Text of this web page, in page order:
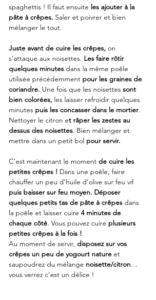
spaghettis ! Il faut ensuite les ajouter à la
pâte à crêpes. Saler et poivrer et bien
mélanger le tout.
Juste avant de cuire les crêpes, on
s’attaque aux noisettes. Les faire rôtir
quelques minutes dans la même poêle
utilisée précédemment pour les graines de
coriandre. Une fois que les noisettes sont
bien colorées, les laisser refroidir quelques
minutes puis les concasser dans le mortier.
Nettoyer le citron et râper les zestes au
dessus des noisettes. Bien mélanger et
mettre dans un petit bol pour servir.
C’est maintenant le moment de cuire les
petites crêpes ! Dans une poêle, faire
chauffer un peu d’huile d’olive sur feu vif
puis baisser sur feu moyen. Déposer
quelques petits tas de pâte à crêpes dans
la poêle et laisser cuire 4 minutes de
chaque côté. Vous pouvez cuire plusieurs
petites crêpes à la fois !
Au moment de servir, disposez sur vos
crêpes un peu de yogourt nature et
saupoudrez du mélange noisette/citron…
vous verrez c’est un délice !